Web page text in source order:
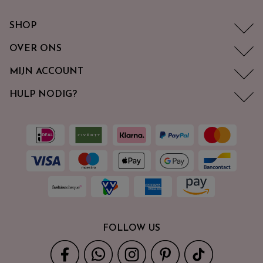
SHOP
OVER ONS
MIJN ACCOUNT
HULP NODIG?
FOLLOW US